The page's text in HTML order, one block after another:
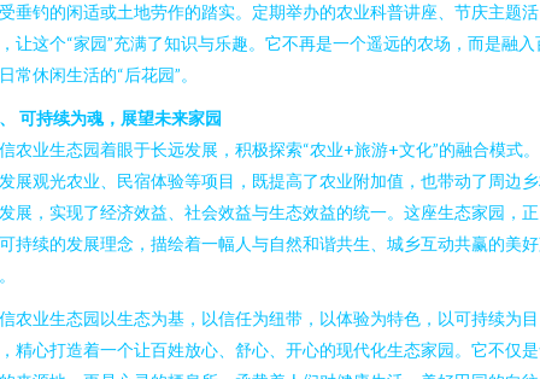
垂钓的闲适或土地劳作的踏实。定期举办的农业科普讲座、节庆主题活
让这个“家园”充满了知识与乐趣。它不再是一个遥远的农场，而是融入
常休闲生活的“后花园”。
可持续为魂，展望未来家园
农业生态园着眼于长远发展，积极探索“农业+旅游+文化”的融合模式
展观光农业、民宿体验等项目，既提高了农业附加值，也带动了周边
展，实现了经济效益、社会效益与生态效益的统一。这座生态家园，
持续的发展理念，描绘着一幅人与自然和谐共生、城乡互动共赢的美
农业生态园以生态为基，以信任为纽带，以体验为特色，以可持续为目
精心打造着一个让百姓放心、舒心、开心的现代化生态家园。它不仅